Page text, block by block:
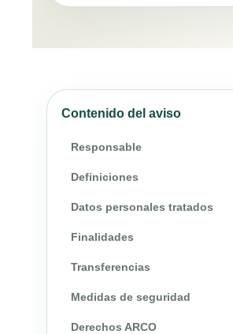
Contenido del aviso
Responsable
Definiciones
Datos personales tratados
Finalidades
Transferencias
Medidas de seguridad
Derechos ARCO